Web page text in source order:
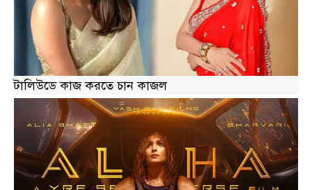
টালিউডে কাজ করতে চান কাজল